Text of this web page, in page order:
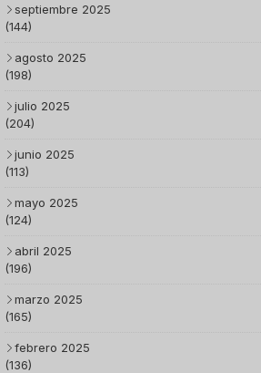
septiembre 2025
(144)
agosto 2025
(198)
julio 2025
(204)
junio 2025
(113)
mayo 2025
(124)
abril 2025
(196)
marzo 2025
(165)
febrero 2025
(136)